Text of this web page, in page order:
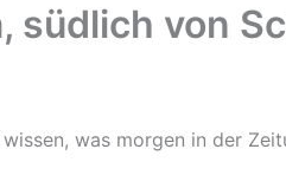
südlich von
was morgen in der